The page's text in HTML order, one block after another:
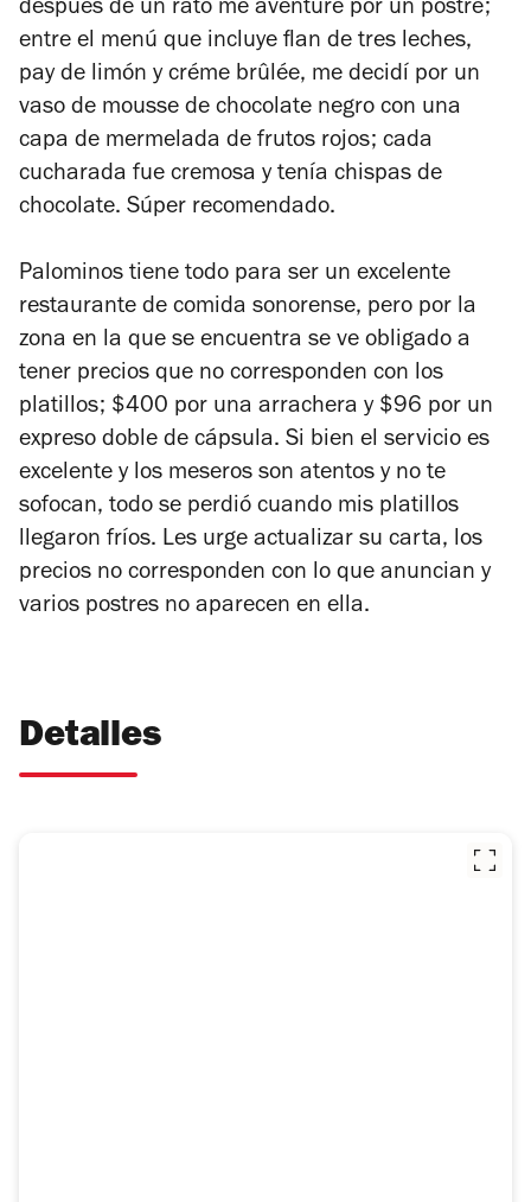
después de un rato me aventuré por un postre;
entre el menú que incluye flan de tres leches,
pay de limón y créme brûlée, me decidí por un
vaso de mousse de chocolate negro con una
capa de mermelada de frutos rojos; cada
cucharada fue cremosa y tenía chispas de
chocolate. Súper recomendado.
Palominos tiene todo para ser un excelente
restaurante de comida sonorense, pero por la
zona en la que se encuentra se ve obligado a
tener precios que no corresponden con los
platillos; $400 por una arrachera y $96 por un
expreso doble de cápsula. Si bien el servicio es
excelente y los meseros son atentos y no te
sofocan, todo se perdió cuando mis platillos
llegaron fríos. Les urge actualizar su carta, los
precios no corresponden con lo que anuncian y
varios postres no aparecen en ella.
Detalles